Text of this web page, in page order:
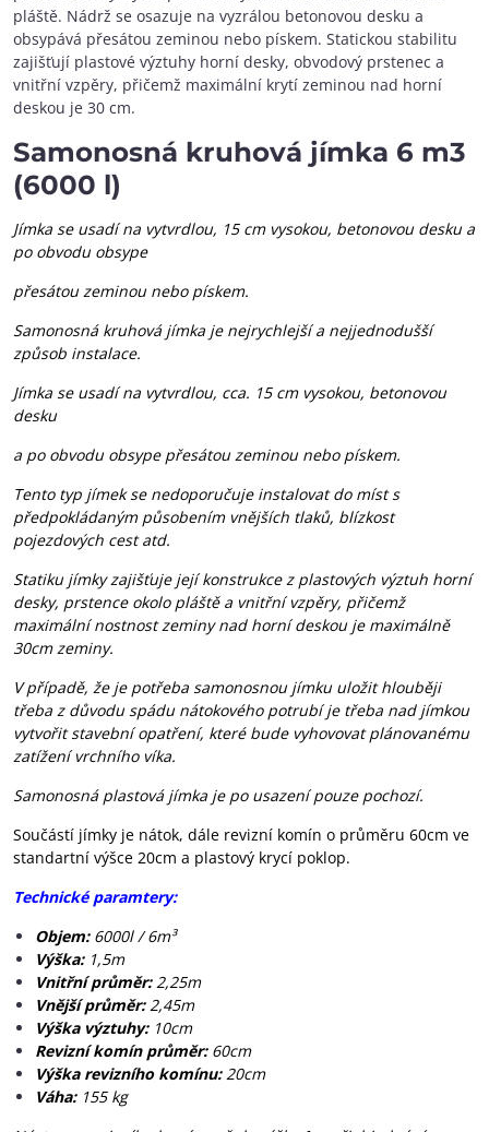
pláště. Nádrž se osazuje na vyzrálou betonovou desku a
obsypává přesátou zeminou nebo pískem. Statickou stabilitu
zajišťují plastové výztuhy horní desky, obvodový prstenec a
vnitřní vzpěry, přičemž maximální krytí zeminou nad horní
deskou je 30 cm.
Samonosná kruhová jímka 6 m3
(6000 l)
Jímka se usadí na vytvrdlou, 15 cm vysokou, betonovou desku a
po obvodu obsype
přesátou zeminou nebo pískem.
Samonosná kruhová jímka je nejrychlejší a nejjednodušší
způsob instalace.
Jímka se usadí na vytvrdlou, cca. 15 cm vysokou, betonovou
desku
a po obvodu obsype přesátou zeminou nebo pískem.
Tento typ jímek se nedoporučuje instalovat do míst s
předpokládaným působením vnějších tlaků, blízkost
pojezdových cest atd.
Statiku jímky zajišťuje její konstrukce z plastových výztuh horní
desky, prstence okolo pláště a vnitřní vzpěry, přičemž
maximální nostnost zeminy nad horní deskou je maximálně
30cm zeminy.
V případě, že je potřeba samonosnou jímku uložit hlouběji
třeba z důvodu spádu nátokového potrubí je třeba nad jímkou
vytvořit stavební opatření, které bude vyhovovat plánovanému
zatížení vrchního víka.
Samonosná plastová jímka je po usazení pouze pochozí.
Součástí jímky je nátok, dále revizní komín o průměru 60cm ve
standartní výšce 20cm a plastový krycí poklop.
Technické paramtery:
Objem: 6000l / 6m³
Výška: 1,5m
Vnitřní průměr:2,25m
Vnější průměr:2,45m
Výška výztuhy: 10cm
Revizní komín průměr: 60cm
Výška revizního komínu:20cm
Váha: 155 kg